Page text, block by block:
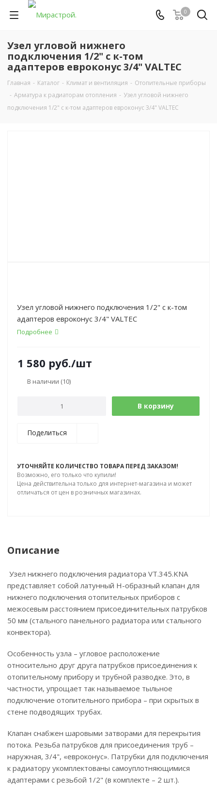
0
Узел угловой нижнего
подключения 1/2" с к-том
адаптеров евроконус 3/4" VALTEC
Главная - Каталог - Климат и вентиляция - Отопительные приборы
- Арматура к радиаторам отопления - Узел угловой нижнего
подключения 1/2" с к-том адаптеров евроконус 3/4" VALTEC
Узел угловой нижнего подключения 1/2" с к-том
адаптеров евроконус 3/4" VALTEC
Подробнее
1 580 руб./шт
В наличии (10)
В корзину
Поделиться
УТОЧНЯЙТЕ КОЛИЧЕСТВО ТОВАРА ПЕРЕД ЗАКАЗОМ!
Возможно, его только что купили!
Цена действительна только для интернет-магазина и может
отличаться от цен в розничных магазинах.
Описание
Узел нижнего подключения радиатора VT.345.KNA
представляет собой латунный Н-образный клапан для
нижнего подключения отопительных приборов с
межосевым расстоянием присоединительных патрубков
50 мм (стального панельного радиатора или стального
конвектора).
Особенность узла – угловое расположение
относительно друг друга патрубков присоединения к
отопительному прибору и трубной разводке. Это, в
частности, упрощает так называемое тыльное
подключение отопительного прибора – при скрытых в
стене подводящих трубах.
Клапан снабжен шаровыми затворами для перекрытия
потока. Резьба патрубков для присоединения труб –
наружная, 3/4", «евроконус». Патрубки для подключения
к радиатору укомплектованы самоуплотняющимися
адаптерами с резьбой 1/2" (в комплекте – 2 шт.).